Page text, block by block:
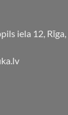
iela 12,